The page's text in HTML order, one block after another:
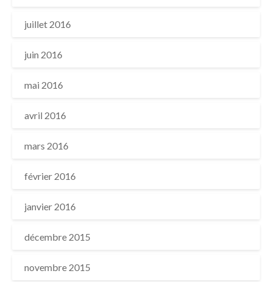
juillet 2016
juin 2016
mai 2016
avril 2016
mars 2016
février 2016
janvier 2016
décembre 2015
novembre 2015